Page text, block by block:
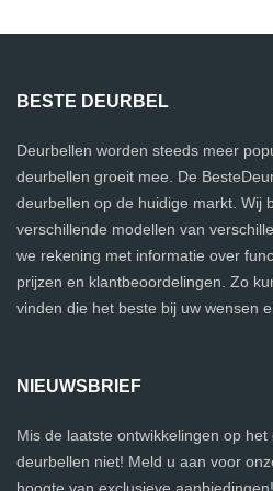
BESTE DEURBEL
Deurbellen worden steeds meer
deurbellen groeit mee. De
deurbellen op de huidige markt. Wij
verschillende modellen van
we rekening met informatie over
prijzen en klantbeoordelingen. Zo
vinden die het beste bij uw wensen
NIEUWSBRIEF
Mis de laatste ontwikkelingen op
deurbellen niet! Meld u aan voor
hoogte van exclusieve aanbiedingen!